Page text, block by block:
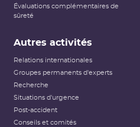
Évaluations complémentaires de
sûreté
Autres activités
Relations internationales
Groupes permanents d'experts
Recherche
Situations d'urgence
Post-accident
Conseils et comités